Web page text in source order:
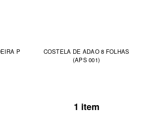
P
COSTELA DE ADAO 8 FOLHAS
(APS 001)
1 item